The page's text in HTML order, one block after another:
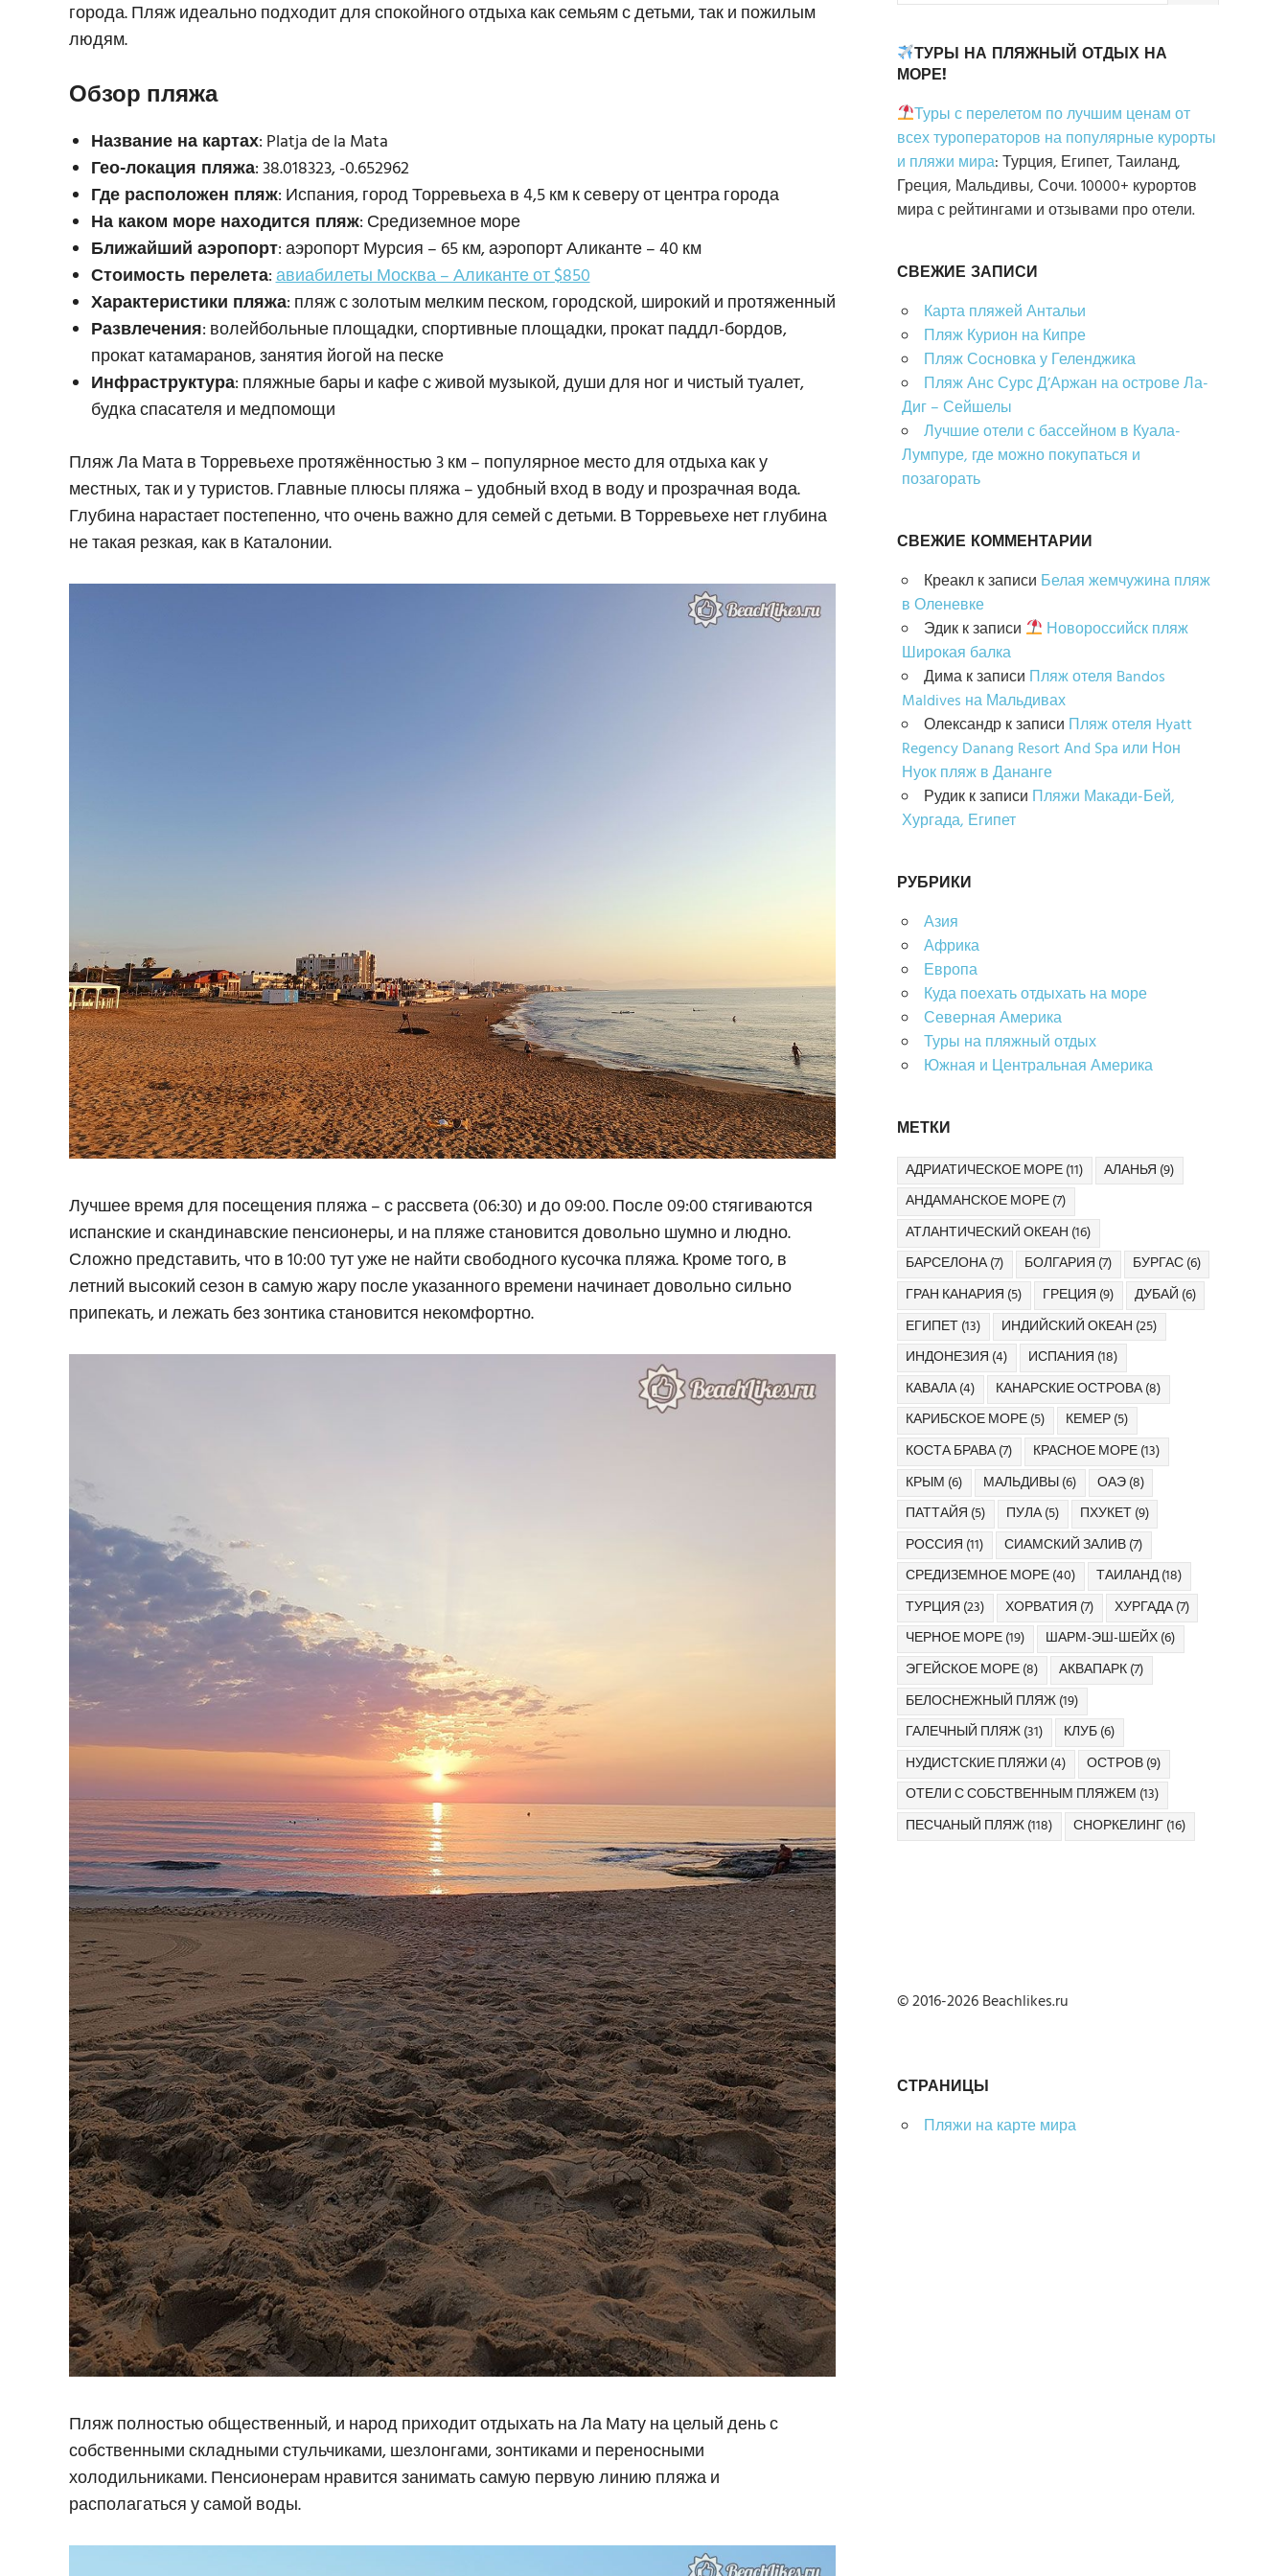
города. Пляж идеально подходит для спокойного отдыха как семьям с детьми, так и пожилым
людям.
Обзор пляжа
Название на картах: Platja de la Mata
Гео-локация пляжа: 38.018323, -0.652962
Где расположен пляж: Испания, город Торревьеха в 4,5 км к северу от центра города
На каком море находится пляж: Средиземное море
Ближайший аэропорт: аэропорт Мурсия – 65 км, аэропорт Аликанте – 40 км
Стоимость перелета:авиабилеты Москва – Аликанте от $850
Характеристики пляжа: пляж с золотым мелким песком, городской, широкий и протяженный
Развлечения: волейбольные площадки, спортивные площадки, прокат паддл-бордов,
прокат катамаранов, занятия йогой на песке
Инфраструктура: пляжные бары и кафе с живой музыкой, души для ног и чистый туалет,
будка спасателя и медпомощи
Пляж Ла Мата в Торревьехе протяжённостью 3 км – популярное место для отдыха как у
местных, так и у туристов. Главные плюсы пляжа – удобный вход в воду и прозрачная вода.
Глубина нарастает постепенно, что очень важно для семей с детьми. В Торревьехе нет глубина
не такая резкая, как в Каталонии.
Лучшее время для посещения пляжа – с рассвета (06:30) и до 09:00. После 09:00 стягиваются
испанские и скандинавские пенсионеры, и на пляже становится довольно шумно и людно.
Сложно представить, что в 10:00 тут уже не найти свободного кусочка пляжа. Кроме того, в
летний высокий сезон в самую жару после указанного времени начинает довольно сильно
припекать, и лежать без зонтика становится некомфортно.
Пляж полностью общественный, и народ приходит отдыхать на Ла Мату на целый день с
собственными складными стульчиками, шезлонгами, зонтиками и переносными
холодильниками. Пенсионерам нравится занимать самую первую линию пляжа и
располагаться у самой воды.
ТУРЫ НА ПЛЯЖНЫЙ ОТДЫХ НА
МОРЕ!
Туры с перелетом по лучшим ценам от
всех туроператоров на популярные курорты
и пляжи мира: Турция, Египет, Таиланд,
Греция, Мальдивы, Сочи. 10000+ курортов
мира с рейтингами и отзывами про отели.
СВЕЖИЕ ЗАПИСИ
Карта пляжей Антальи
Пляж Курион на Кипре
Пляж Сосновка у Геленджика
Пляж Анс Сурс Д’Аржан на острове Ла-
Диг – Сейшелы
Лучшие отели с бассейном в Куала-
Лумпуре, где можно покупаться и
позагорать
СВЕЖИЕ КОММЕНТАРИИ
Креаклк записи Белая жемчужина пляж
в Оленевке
Эдикк записи
Новороссийск пляж
Широкая балка
Димак записи Пляж отеля Bandos
Maldives на Мальдивах
Олександрк записи Пляж отеля Hyatt
Regency Danang Resort And Spa или Нон
Нуок пляж в Дананге
Рудикк записи Пляжи Макади-Бей,
Хургада, Египет
РУБРИКИ
Азия
Африка
Европа
Куда поехать отдыхать на море
Северная Америка
Туры на пляжный отдых
Южная и Центральная Америка
МЕТКИ
АДРИАТИЧЕСКОЕ МОРЕ(11) АЛАНЬЯ (9)
АНДАМАНСКОЕ МОРЕ(7)
АТЛАНТИЧЕСКИЙ ОКЕАН (16)
БАРСЕЛОНА(7) БОЛГАРИЯ (7) БУРГАС(6)
ГРАН КАНАРИЯ (5) ГРЕЦИЯ (9) ДУБАЙ (6)
ЕГИПЕТ(13) ИНДИЙСКИЙ ОКЕАН (25)
ИНДОНЕЗИЯ (4) ИСПАНИЯ (18)
КАВАЛА(4) КАНАРСКИЕ ОСТРОВА(8)
КАРИБСКОЕ МОРЕ(5) КЕМЕР(5)
КОСТА БРАВА(7) КРАСНОЕ МОРЕ(13)
КРЫМ (6) МАЛЬДИВЫ(6) ОАЭ(8)
ПАТТАЙЯ (5) ПУЛА(5) ПХУКЕТ(9)
РОССИЯ (11) СИАМСКИЙ ЗАЛИВ(7)
СРЕДИЗЕМНОЕ МОРЕ(40) ТАИЛАНД(18)
ТУРЦИЯ (23) ХОРВАТИЯ (7) ХУРГАДА(7)
ЧЕРНОЕ МОРЕ(19) ШАРМ-ЭШ-ШЕЙХ(6)
ЭГЕЙСКОЕ МОРЕ(8) АКВАПАРК(7)
БЕЛОСНЕЖНЫЙ ПЛЯЖ(19)
ГАЛЕЧНЫЙ ПЛЯЖ(31) КЛУБ(6)
НУДИСТСКИЕ ПЛЯЖИ (4) ОСТРОВ(9)
ОТЕЛИ С СОБСТВЕННЫМ ПЛЯЖЕМ (13)
ПЕСЧАНЫЙ ПЛЯЖ(118) СНОРКЕЛИНГ(16)
© 2016-2026 Beachlikes.ru
СТРАНИЦЫ
Пляжи на карте мира